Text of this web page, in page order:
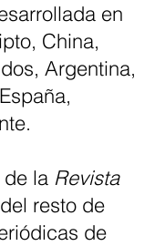
en
China,
Argentina,
la Revista
resto de
de